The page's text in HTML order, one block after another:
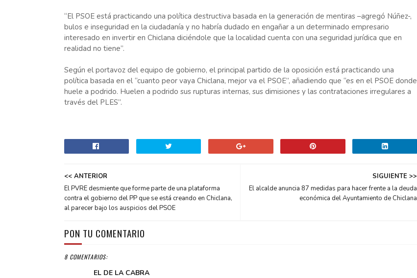
“El PSOE está practicando una política destructiva basada en la generación de mentiras –agregó Núñez-,
bulos e inseguridad en la ciudadanía y no habría dudado en engañar a un determinado empresario
interesado en invertir en Chiclana diciéndole que la localidad cuenta con una seguridad jurídica que en
realidad no tiene”.
Según el portavoz del equipo de gobierno, el principal partido de la oposición está practicando una
política basada en el “cuanto peor vaya Chiclana, mejor va el PSOE”, añadiendo que “es en el PSOE donde
huele a podrido. Huelen a podrido sus rupturas internas, sus dimisiones y las contrataciones irregulares a
través del PLES”.
SIGUIENTE >>
El alcalde anuncia 87 medidas para hacer frente a la deuda
económica del Ayuntamiento de Chiclana
<< ANTERIOR
El PVRE desmiente que forme parte de una plataforma
contra el gobierno del PP que se está creando en Chiclana,
al parecer bajo los auspicios del PSOE
PON TU COMENTARIO
8 COMENTARIOS:
EL DE LA CABRA